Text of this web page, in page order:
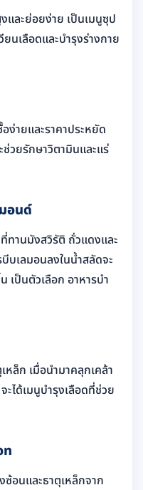
และย่อยง่าย เป็นเมนูซุป
นเลือดและบำรุงร่างกาย
ายและราคาประหยัด
ช่วยรักษาวิตามินและแร่
อนด์
ทานมังสวิรัติ ถั่วแดงและ
บเลมอนลงในน้ำสลัดจะ
เป็นตัวเลือก อาหารบํา
หล็ก เมื่อนำมาคลุกเคล้า
ได้เมนูบำรุงเลือดที่ช่วย
ท
ซ้อนและธาตุเหล็กจาก